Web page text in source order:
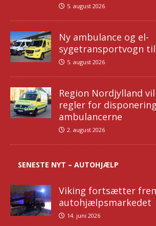
5. august 2026
Ny ambulance og el-
sygetransportvogn til
5. august 2026
Region Nordjylland
regler for
ambulancerne
2. august 2026
SENESTE NYT – AUTOHJÆLP
Viking fortsætter
autohjælpsmarkedet
14. juni 2026